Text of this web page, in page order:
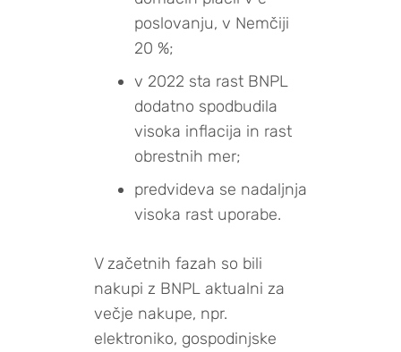
poslovanju, v Nemčiji
20 %;
v 2022 sta rast BNPL
dodatno spodbudila
visoka inflacija in rast
obrestnih mer;
predvideva se nadaljnja
visoka rast uporabe.
V začetnih fazah so bili
nakupi z BNPL aktualni za
večje nakupe, npr.
elektroniko, gospodinjske